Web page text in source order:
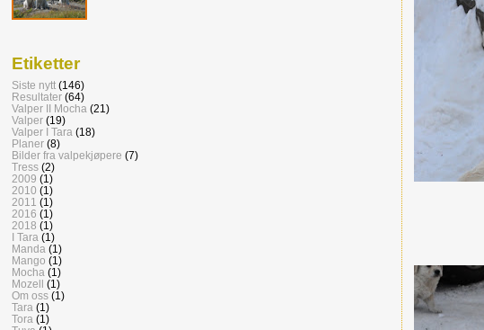
Etiketter
Siste nytt (146)
Resultater (64)
Valper II Mocha (21)
Valper (19)
Valper I Tara (18)
Planer (8)
Bilder fra valpekjøpere (7)
Tress (2)
2009 (1)
2010 (1)
2011 (1)
2016 (1)
2018 (1)
I Tara (1)
Manda (1)
Mango (1)
Mocha (1)
Mozell
(1)
Om oss (1)
Tara (1)
Tora (1)